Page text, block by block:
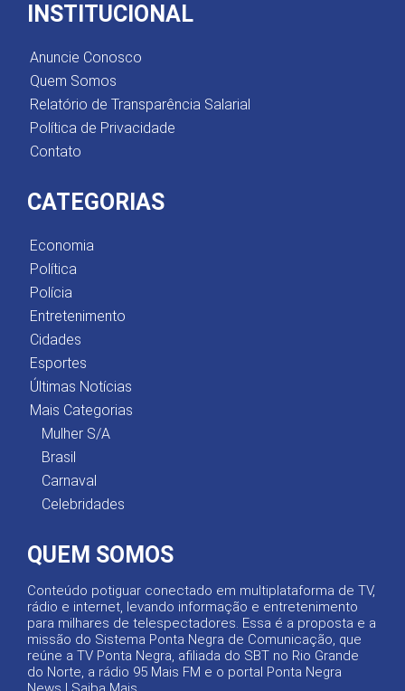
INSTITUCIONAL
Anuncie Conosco
Quem Somos
Relatório de Transparência Salarial
Política de Privacidade
Contato
CATEGORIAS
Economia
Política
Polícia
Entretenimento
Cidades
Esportes
Últimas Notícias
Mais Categorias
Mulher S/A
Brasil
Carnaval
Celebridades
QUEM SOMOS
Conteúdo potiguar conectado em multiplataforma de TV,
rádio e internet, levando informação e entretenimento
para milhares de telespectadores. Essa é a proposta e a
missão do Sistema Ponta Negra de Comunicação, que
reúne a TV Ponta Negra, afiliada do SBT no Rio Grande
do Norte, a rádio 95 Mais FM e o portal Ponta Negra